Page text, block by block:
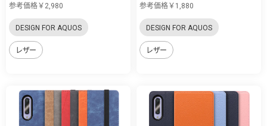
参考価格￥2,980
DESIGN FOR AQUOS
レザー
参考価格￥1,880
DESIGN FOR AQUOS
レザー